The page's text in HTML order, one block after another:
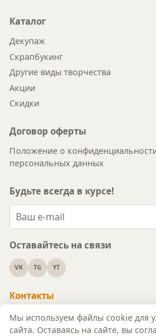
Каталог
Декупаж
Скрапбукинг
Другие виды творчества
Акции
Скидки
Договор оферты
Положение о
персональных данных
Будьте всегда в курсе!
Оставайтесь на связи
VK TG YT
Контакты
+7 (930) 358-77-57
info@art-decoupage.ru
Мы используем файлы cookie для
сайта. Оставаясь на сайте, вы